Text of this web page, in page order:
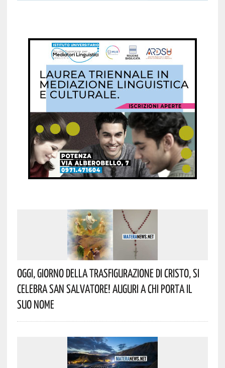
Oggi, Giorno Della Trasfigurazione Di Cristo, Si
Celebra San Salvatore! Auguri A Chi Porta Il
Suo Nome